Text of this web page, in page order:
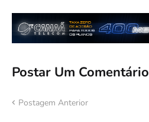
Postar Um Comentário
Postagem Anterior